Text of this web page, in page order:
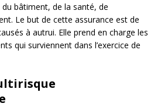
bâtiment, de la santé, de
Le but de cette assurance est de
à autrui. Elle prend en charge les
qui surviennent dans l’exercice de